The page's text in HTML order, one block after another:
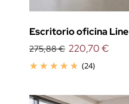
Escritorio oficina Line
275,88 €
(24)
220,70 €